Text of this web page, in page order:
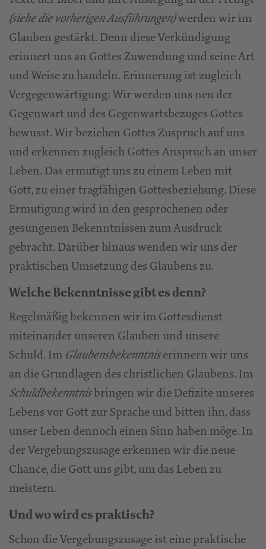
(siehe die vorherigen Ausführungen)werden wir im
Glauben gestärkt. Denn diese Verkündigung
erinnert uns an Gottes Zuwendung und seine Art
und Weise zu handeln. Erinnerung ist zugleich
Vergegenwärtigung: Wir werden uns neu der
Gegenwart und des Gegenwartsbezuges Gottes
bewusst. Wir beziehen Gottes Zuspruch auf uns
und erkennen zugleich Gottes Anspruch an unser
Leben. Das ermutigt uns zu einem Leben mit
Gott, zu einer tragfähigen Gottesbeziehung. Diese
Ermutigung wird in den gesprochenen oder
gesungenen Bekenntnissen zum Ausdruck
gebracht. Darüber hinaus wenden wir uns der
praktischen Umsetzung des Glaubens zu.
Welche Bekenntnisse gibt es denn?
Regelmäßig bekennen wir im Gottesdienst
miteinander unseren Glauben und unsere
Schuld. Im Glaubensbekenntniserinnern wir uns
an die Grundlagen des christlichen Glaubens. Im
Schuldbekenntnisbringen wir die Defizite unseres
Lebens vor Gott zur Sprache und bitten ihn, dass
unser Leben dennoch einen Sinn haben möge. In
der Vergebungszusage erkennen wir die neue
Chance, die Gott uns gibt, um das Leben zu
meistern.
Und wo wird es praktisch?
Schon die Vergebungszusage ist eine praktische